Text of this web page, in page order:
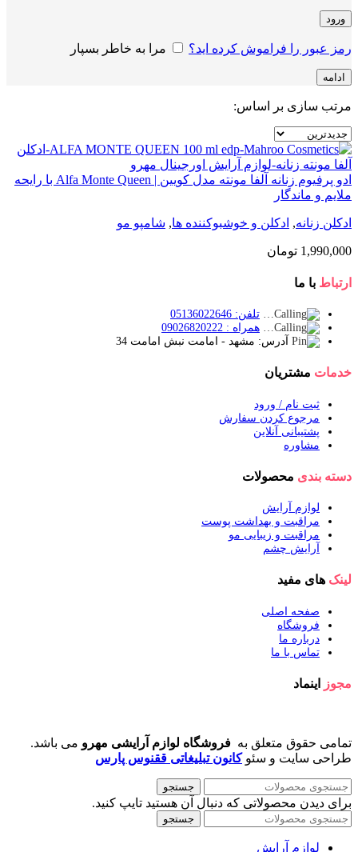
ورود
رمز عبور را فراموش کرده اید؟ مرا به خاطر بسپار
ادامه
مرتب سازی بر اساس:
ادو پرفیوم زنانه آلفا مونته مدل کویین | Alfa Monte Queen با رایحه
ملایم و ماندگار
ادکلن زنانه, ادکلن و خوشبوکننده ها, شامپو مو
1,990,000 تومان
ارتباط با ما
تلفن: 05136022646
همراه : 09026820222
آدرس: مشهد - امامت نبش امامت 34
خدمات مشتریان
ثبت نام / ورود
مرجوع کردن سفارش
پشتیبانی آنلاین
مشاوره
دسته بندی محصولات
لوازم آرایش
مراقبت و بهداشت پوست
مراقبت و زیبایی مو
آرایش چشم
لینک های مفید
صفحه اصلی
فروشگاه
درباره ما
تماس با ما
مجوز اینماد
تمامی حقوق متعلق به فروشگاه لوازم آرایشی مهرو می باشد.
طراحی سایت و سئوکانون تبلیغاتی ققنوس پارس
جستجو
برای دیدن محصولاتی که دنبال آن هستید تایپ کنید.
جستجو
لوازم آرایش